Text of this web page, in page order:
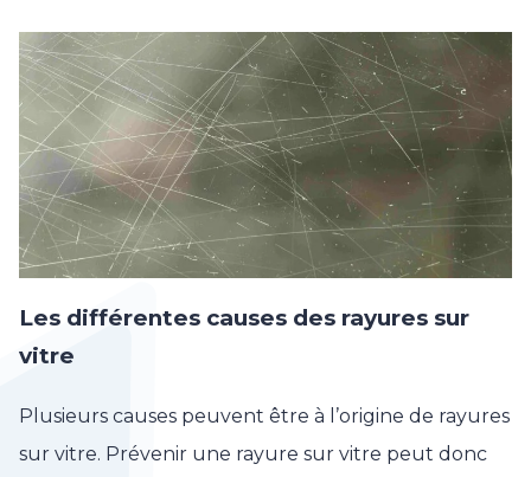
Les différentes causes des rayures sur
vitre
Plusieurs causes peuvent être à l’origine de rayures
sur vitre. Prévenir une rayure sur vitre peut donc